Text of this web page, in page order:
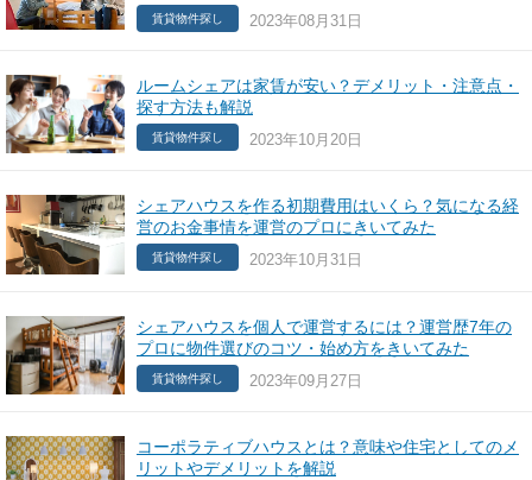
賃貸物件探し 2023年08月31日
ルームシェアは家賃が安い？デメリット・注意点・
探す方法も解説
賃貸物件探し 2023年10月20日
シェアハウスを作る初期費用はいくら？気になる経
営のお金事情を運営のプロにきいてみた
賃貸物件探し 2023年10月31日
シェアハウスを個人で運営するには？運営歴7年の
プロに物件選びのコツ・始め方をきいてみた
賃貸物件探し 2023年09月27日
コーポラティブハウスとは？意味や住宅としてのメ
リットやデメリットを解説